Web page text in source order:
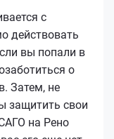
с
действовать
вы попали в
о
Затем, не
защитить свои
на Рено